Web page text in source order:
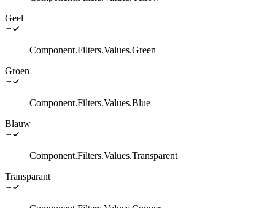
Geel
Component.Filters.Values.Green
Groen
Component.Filters.Values.Blue
Blauw
Component.Filters.Values.Transparent
Transparant